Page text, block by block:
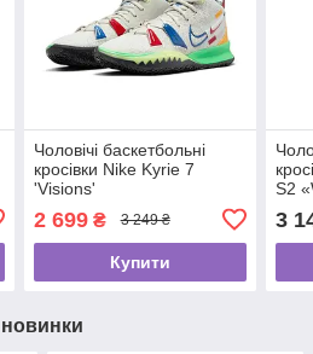
Чоловічі баскетбольні
кросівки Nike Kyrie 7
'Visions'
2 699₴ 3 249 ₴
Купити
S2
3
новинки